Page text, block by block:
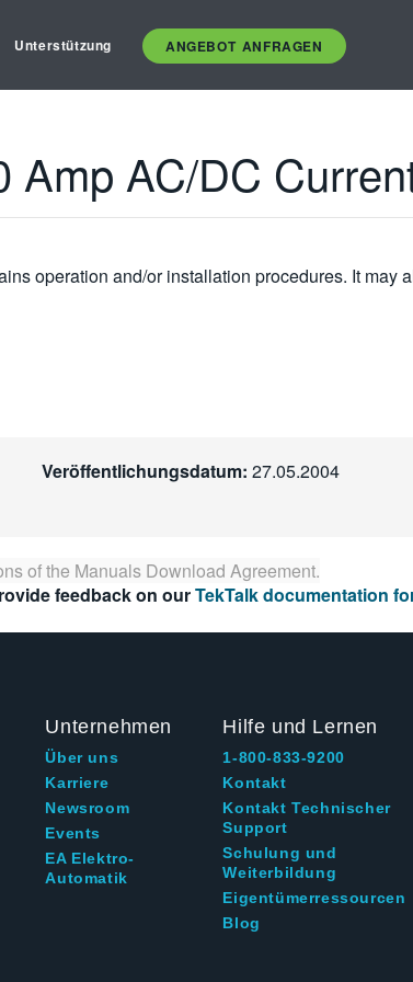
Unterstützung ANGEBOT ANFRAGEN
Amp AC/DC
operation and/or installation procedures. It may
Veröffentlichungsdatum: 27.05.2004
of the Manuals Download Agreement.
feedback on ourTekTalk documentation
Unternehmen
Über uns
Karriere
Newsroom
Events
EA Elektro-
Automatik
Hilfe und Lernen
1-800-833-9200
Kontakt
Kontakt Technischer
Support
Schulung und
Weiterbildung
Eigentümerressourcen
Blog